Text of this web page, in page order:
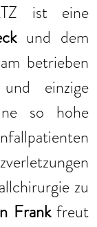
ist eine
betrieben
einzige
so hohe
zu
Frank freut